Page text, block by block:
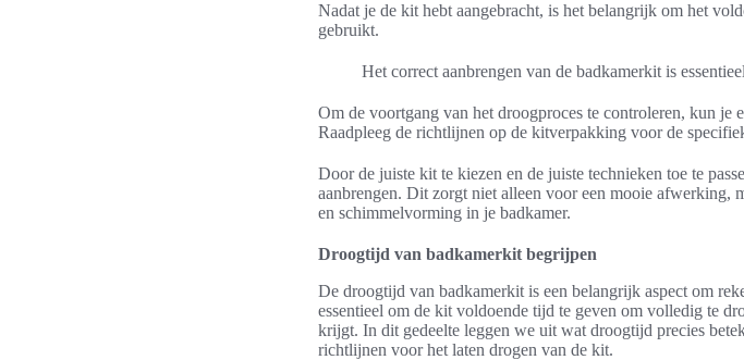
Nadat je de kit hebt aangebracht, is het belangrijk om het
gebruikt.
Het correct aanbrengen van de badkamerkit is
Om de voortgang van het droogproces te controleren, kun je
Raadpleeg de richtlijnen op de kitverpakking voor de
Door de juiste kit te kiezen en de juiste technieken toe te
aanbrengen. Dit zorgt niet alleen voor een mooie afwerking,
en schimmelvorming in je badkamer.
Droogtijd van badkamerkit begrijpen
De droogtijd van badkamerkit is een belangrijk aspect om
essentieel om de kit voldoende tijd te geven om volledig te
krijgt. In dit gedeelte leggen we uit wat droogtijd precies
richtlijnen voor het laten drogen van de kit.